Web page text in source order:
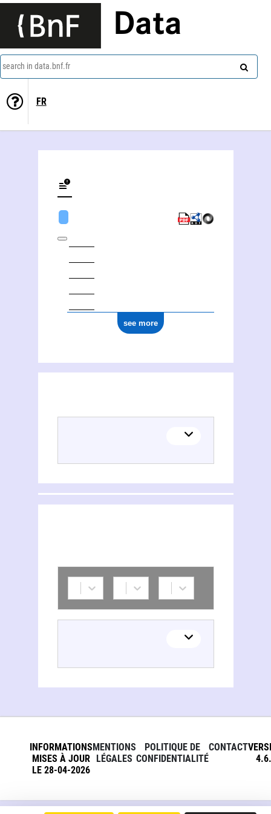
Data
search in data.bnf.fr
FR
see more
INFORMATIONS
MISES À JOUR
LE 28-04-2026
MENTIONS
LÉGALES
POLITIQUE DE
CONFIDENTIALITÉ
CONTACT